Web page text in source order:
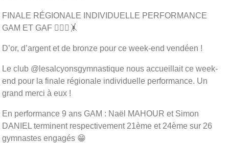
FINALE RÉGIONALE INDIVIDUELLE PERFORMANCE
GAM ET GAF 🤸🏽‍♀️🤸
D’or, d’argent et de bronze pour ce week-end vendéen !
Le club @lesalcyonsgymnastique nous accueillait ce week-
end pour la finale régionale individuelle performance. Un
grand merci à eux !
En performance 9 ans GAM : Naël MAHOUR et Simon
DANIEL terminent respectivement 21ème et 24ème sur 26
gymnastes engagés 😁